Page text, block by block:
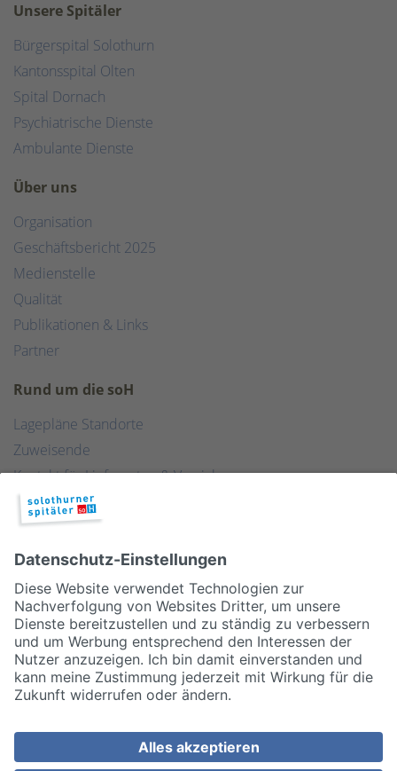
Unsere Spitäler
Bürgerspital Solothurn
Kantonsspital Olten
Spital Dornach
Psychiatrische Dienste
Ambulante Dienste
Über uns
Organisation
Geschäftsbericht 2025
Medienstelle
Qualität
Publikationen & Links
Partner
Rund um die soH
Lagepläne Standorte
Zuweisende
Kontakt für Lieferanten & Versicherungen
Zentralwäscherei
HEBSORG
Spital Club